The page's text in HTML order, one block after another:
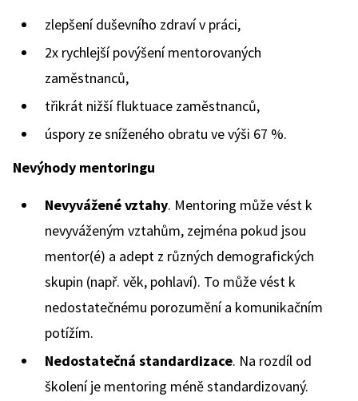
zlepšení duševního zdraví v práci,
2x rychlejší povýšení mentorovaných
zaměstnanců,
třikrát nižší fluktuace zaměstnanců,
úspory ze sníženého obratu ve výši 67 %.
Nevýhody mentoringu
Nevyvážené vztahy. Mentoring může vést k
nevyváženým vztahům, zejména pokud jsou
mentor(é) a adept z různých demografických
skupin (např. věk, pohlaví). To může vést k
nedostatečnému porozumění a komunikačním
potížím.
Nedostatečná standardizace. Na rozdíl od
školení je mentoring méně standardizovaný.